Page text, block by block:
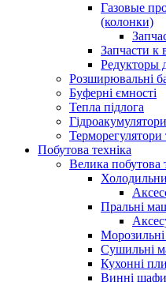
Газовые
(колонки)
Запчасти к
Редукторы
Розширювальні
Буферні ємності
Тепла підлога
Гідроакумулятори
Терморегулятори
Побутова техніка
Велика побутова
Пральні
Морозильні
Сушильні
Кухонні
Винні шафи